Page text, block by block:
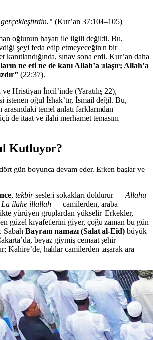
(Kur’an 37:104–105)
oğlunun hayatı ile ilgili değildi. Bu,
şeyi feda edip etmeyeceğinin bir
kanıtlandığında, sınav sona erdi. Kur’an daha
ne eti ne de kanı Allah’a ulaşır; Allah’a
(22:37).
ve Hristiyan İncil’inde (Yaratılış 22),
istenen oğul İshak’tır, İsmail değil. Bu,
temel anlatı farklarından
de itaat ve ilahi merhamet temasını
Kutluyor?
gün boyunca devam eder. Erken başlar ve
, tekbirsesleri sokakları doldurur — Allahu
La ilahe illallah — camilerden, araba
yürüyen gruplardan yükselir. Erkekler,
güzel kıyafetlerini giyer, çoğu zaman bu gün
Sabah Bayram namazı (Salat al-Eid) büyük
beyaz giymiş cemaat şehir
Kahire’de, halılar camilerden taşarak ara